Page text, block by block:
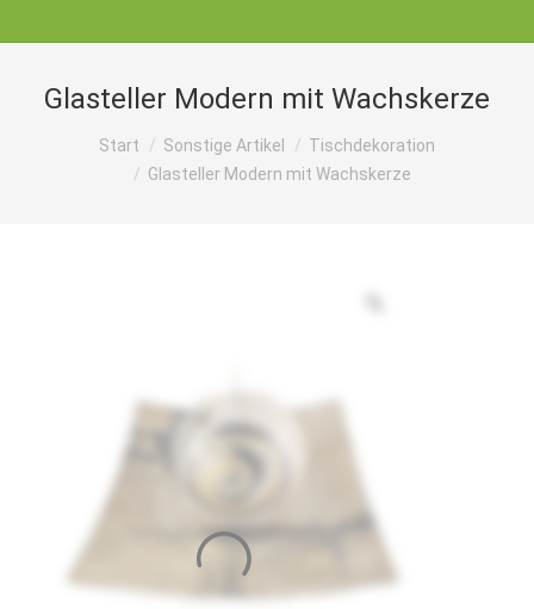
Glasteller Modern mit Wachskerze
Sie befinden sich hier:
Start Sonstige Artikel
Tischdekoration
Glasteller Modern mit Wachskerze